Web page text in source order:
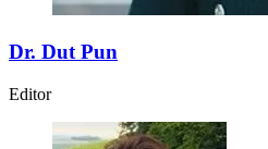
Dr. Dut Pun
Editor